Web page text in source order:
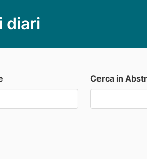
diari
Cerca in